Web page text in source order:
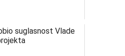
suglasnost Vlade